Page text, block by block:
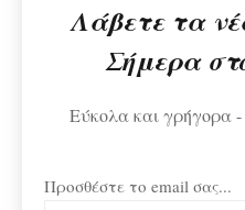
Λάβετε τα
Σήμερα
Εύκολα και γρήγορα -
Προσθέστε το email σας...